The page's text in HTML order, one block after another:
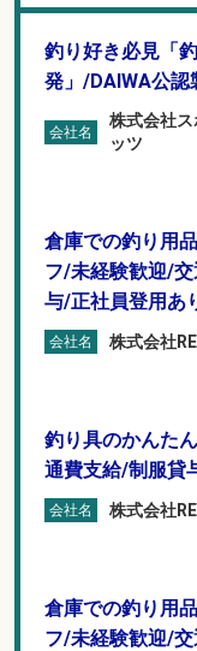
釣り好き必見「
発」/DAIWA公認
会社名
株式会社
ッツ
倉庫での釣り用
フ/未経験歓迎/
与/正社員登用あ
会社名 株式会社
釣り具のかんた
通費支給/制服貸
会社名 株式会社
倉庫での釣り用
フ/未経験歓迎/